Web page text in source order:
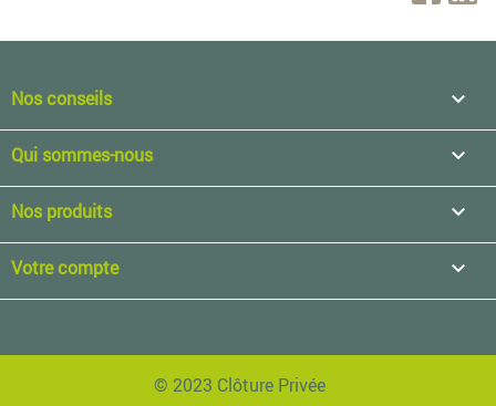
Nos conseils 
Qui sommes-nous 
Nos produits 
Votre compte 
© 2023 Clôture Privée